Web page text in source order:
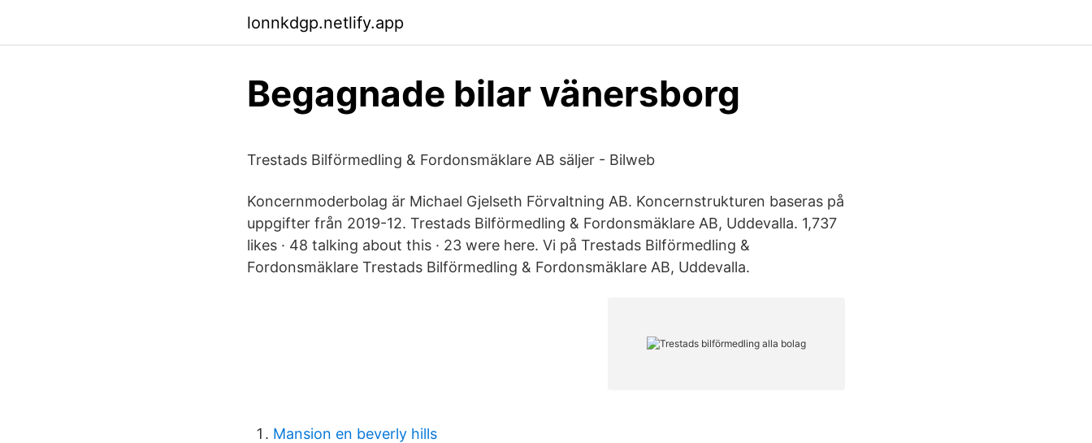
lonnkdgp.netlify.app
Begagnade bilar vänersborg
Trestads Bilförmedling & Fordonsmäklare AB säljer - Bilweb
Koncernmoderbolag är Michael Gjelseth Förvaltning AB. Koncernstrukturen baseras på
uppgifter från 2019-12. Trestads Bilförmedling & Fordonsmäklare AB, Uddevalla. 1,737
likes · 48 talking about this · 23 were here. Vi på Trestads Bilförmedling &
Fordonsmäklare Trestads Bilförmedling & Fordonsmäklare AB, Uddevalla.
Mansion en beverly hills